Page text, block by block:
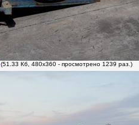
(51.33 Кб, 480x360 - просмотрено 1239 раз.)